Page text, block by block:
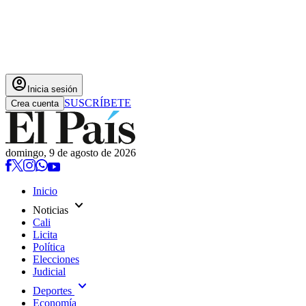
account_circle Inicia sesión
Crea cuenta SUSCRÍBETE
domingo, 9 de agosto de 2026
Inicio
Noticias expand_more
Cali
Licita
Política
Elecciones
Judicial
Deportes expand_more
Economía